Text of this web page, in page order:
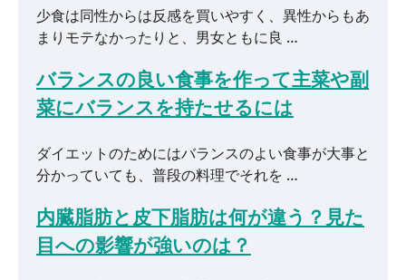
少食は同性からは反感を買いやすく、異性からもあ
まりモテなかったりと、男女ともに良 …
バランスの良い食事を作って主菜や副
菜にバランスを持たせるには
ダイエットのためにはバランスのよい食事が大事と
分かっていても、普段の料理でそれを …
内臓脂肪と皮下脂肪は何が違う？見た
目への影響が強いのは？